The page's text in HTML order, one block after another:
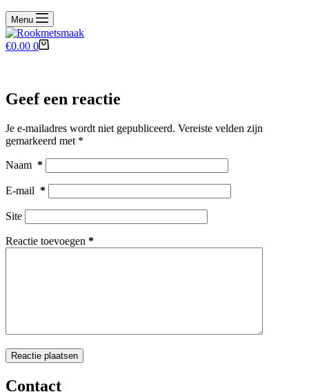
Menu
Winkelwagen
€0.00 0
Geef een reactie
Je e-mailadres wordt niet gepubliceerd. Vereiste velden zijn
gemarkeerd met *
Naam *
E-mail *
Site
Reactie toevoegen *
Reactie plaatsen
Contact